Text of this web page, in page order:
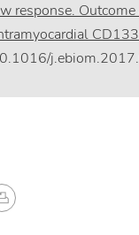
response.